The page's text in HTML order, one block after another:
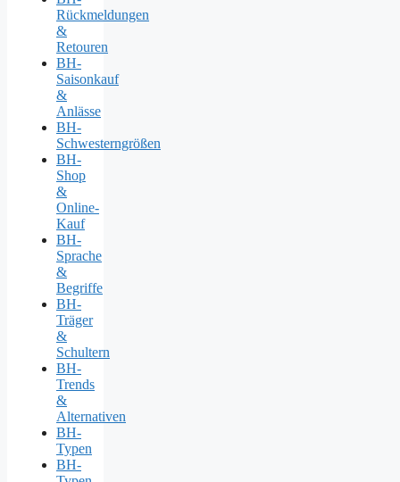
Rückmeldungen
&
Retouren
BH-
Saisonkauf
&
Anlässe
BH-
Schwesterngrößen
BH-
Shop
&
Online-
Kauf
BH-
Sprache
&
Begriffe
BH-
Träger
&
Schultern
BH-
Trends
&
Alternativen
BH-
Typen
BH-